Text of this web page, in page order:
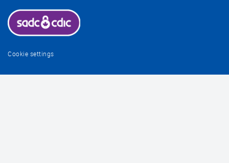
Cookie settings